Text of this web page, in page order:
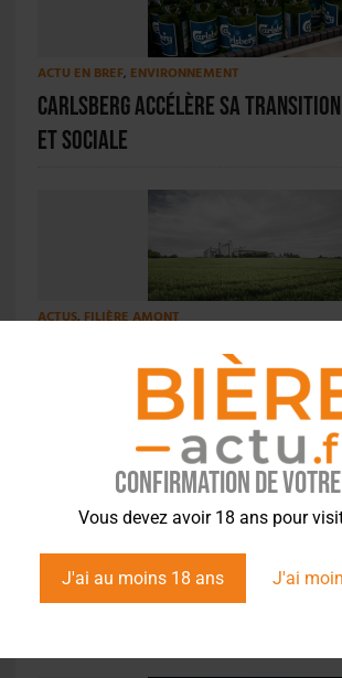
Confirmation de
Vous devez avoir 18 ans pour
J'ai au moins 18 ans J'ai
ACTU EN BREF, ENVIRONNEMENT
Carlsberg accélère sa
et sociale
ACTUS,FILIÈRE AMONT
Soufflet crée une nouvelle
Consigne des emballages